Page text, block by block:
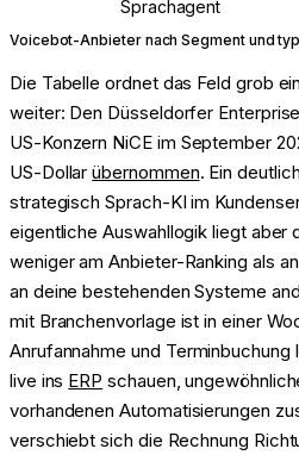
Voicebot-Anbieter nach Segment und
Sprachagent
Die Tabelle ordnet das Feld grob
weiter: Den Düsseldorfer
US-Konzern NiCE im September
US-Dollarübernommen. Ein
strategisch Sprach-KI im
eigentliche Auswahllogik liegt aber
weniger am Anbieter-Ranking als
an deine bestehenden Systeme
mit Branchenvorlage ist in einer
Anrufannahme und
live ins ERP schauen,
vorhandenen Automatisierungen
verschiebt sich die Rechnung